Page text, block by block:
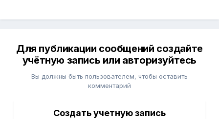
Для публикации сообщений создайте
учётную запись или авторизуйтесь
Вы должны быть пользователем, чтобы оставить
комментарий
Создать учетную запись